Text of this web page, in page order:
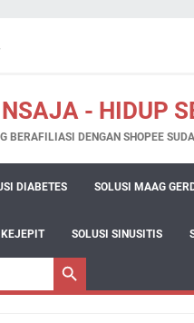
- HIDUP
BERAFILIASI DENGAN SHOPEE
DIABETES SOLUSI MAAG
KEJEPIT SOLUSI SINUSITIS